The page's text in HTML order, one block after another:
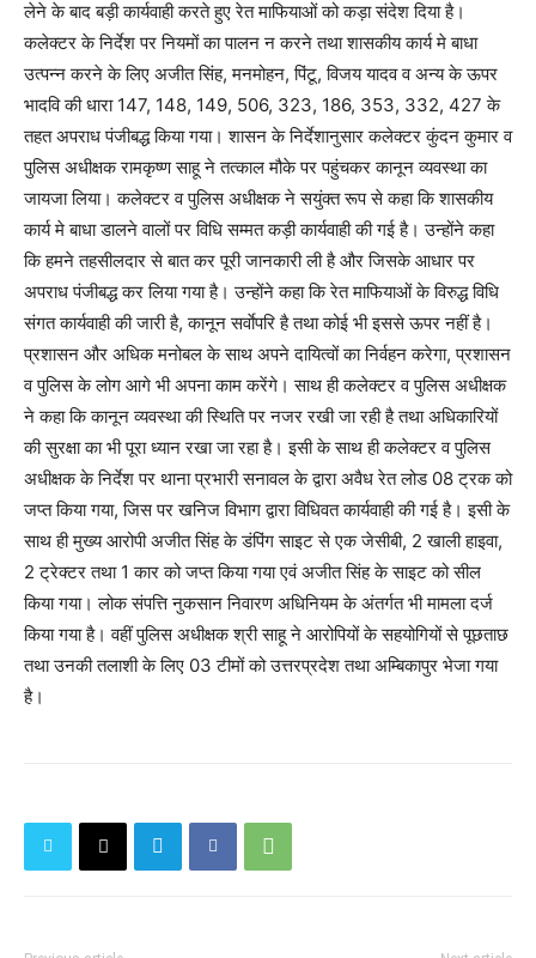
लेने के बाद बड़ी कार्यवाही करते हुए रेत माफियाओं को कड़ा संदेश दिया है।
कलेक्टर के निर्देश पर नियमों का पालन न करने तथा शासकीय कार्य मे बाधा
उत्पन्न करने के लिए अजीत सिंह, मनमोहन, पिंटू, विजय यादव व अन्य के ऊपर
भादवि की धारा 147, 148, 149, 506, 323, 186, 353, 332, 427 के
तहत अपराध पंजीबद्ध किया गया। शासन के निर्देशानुसार कलेक्टर कुंदन कुमार व
पुलिस अधीक्षक रामकृष्ण साहू ने तत्काल मौके पर पहुंचकर कानून व्यवस्था का
जायजा लिया। कलेक्टर व पुलिस अधीक्षक ने सयुंक्त रूप से कहा कि शासकीय
कार्य मे बाधा डालने वालों पर विधि सम्मत कड़ी कार्यवाही की गई है। उन्होंने कहा
कि हमने तहसीलदार से बात कर पूरी जानकारी ली है और जिसके आधार पर
अपराध पंजीबद्ध कर लिया गया है। उन्होंने कहा कि रेत माफियाओं के विरुद्ध विधि
संगत कार्यवाही की जारी है, कानून सर्वाेपरि है तथा कोई भी इससे ऊपर नहीं है।
प्रशासन और अधिक मनोबल के साथ अपने दायित्वों का निर्वहन करेगा, प्रशासन
व पुलिस के लोग आगे भी अपना काम करेंगे। साथ ही कलेक्टर व पुलिस अधीक्षक
ने कहा कि कानून व्यवस्था की स्थिति पर नजर रखी जा रही है तथा अधिकारियों
की सुरक्षा का भी पूरा ध्यान रखा जा रहा है। इसी के साथ ही कलेक्टर व पुलिस
अधीक्षक के निर्देश पर थाना प्रभारी सनावल के द्वारा अवैध रेत लोड 08 ट्रक को
जप्त किया गया, जिस पर खनिज विभाग द्वारा विधिवत कार्यवाही की गई है। इसी के
साथ ही मुख्य आरोपी अजीत सिंह के डंपिंग साइट से एक जेसीबी, 2 खाली हाइवा,
2 ट्रेक्टर तथा 1 कार को जप्त किया गया एवं अजीत सिंह के साइट को सील
किया गया। लोक संपत्ति नुकसान निवारण अधिनियम के अंतर्गत भी मामला दर्ज
किया गया है। वहीं पुलिस अधीक्षक श्री साहू ने आरोपियों के सहयोगियों से पूछताछ
तथा उनकी तलाशी के लिए 03 टीमों को उत्तरप्रदेश तथा अम्बिकापुर भेजा गया
है।